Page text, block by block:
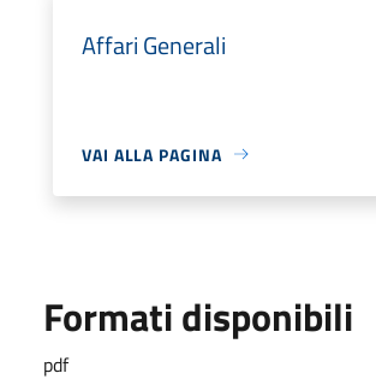
Affari Generali
VAI ALLA PAGINA
Formati disponibili
pdf